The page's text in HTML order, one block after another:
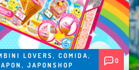
LOVERS, COMIDA,
, JAPONSHOP
0